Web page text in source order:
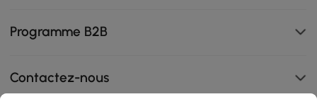
Programme B2B
Contactez-nous